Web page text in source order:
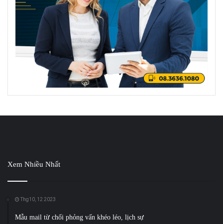
Xem Nhiều Nhất
Thg10, 12 2023
Mẫu mail từ chối phỏng vấn khéo léo, lịch sự